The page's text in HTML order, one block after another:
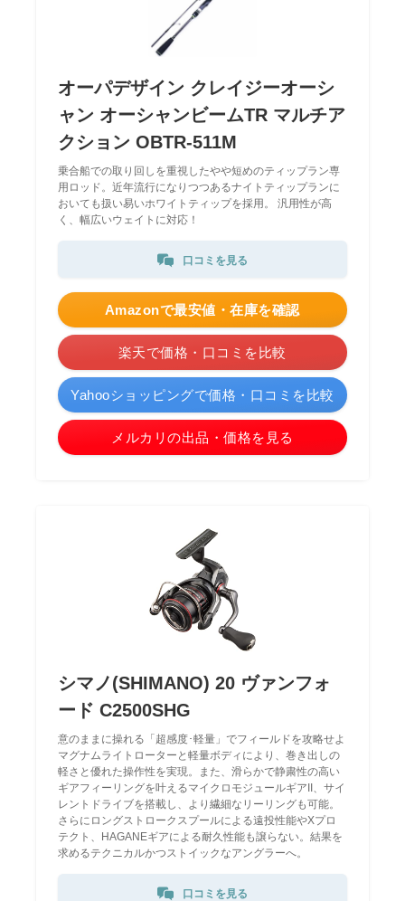
オーパデザイン クレイジーオーシ
ャン オーシャンビームTR マルチア
クション OBTR-511M
乗合船での取り回しを重視したやや短めのティップラン専
用ロッド。近年流行になりつつあるナイトティップランに
おいても扱い易いホワイトティップを採用。 汎用性が高
く、幅広いウェイトに対応！
口コミを見る
Amazonで最安値・在庫を確認
楽天で価格・口コミを比較
Yahooショッピングで価格・口コミを比較
メルカリの出品・価格を見る
シマノ(SHIMANO) 20 ヴァンフォ
ード C2500SHG
意のままに操れる「超感度･軽量」でフィールドを攻略せよ
マグナムライトローターと軽量ボディにより、巻き出しの
軽さと優れた操作性を実現。また、滑らかで静粛性の高い
ギアフィーリングを叶えるマイクロモジュールギアII、サイ
レントドライブを搭載し、より繊細なリーリングも可能。
さらにロングストロークスプールによる遠投性能やXプロ
テクト、HAGANEギアによる耐久性能も譲らない。結果を
求めるテクニカルかつストイックなアングラーへ。
口コミを見る